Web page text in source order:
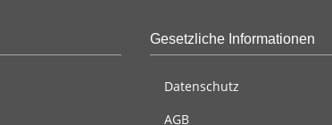
Gesetzliche Informationen
Datenschutz
AGB